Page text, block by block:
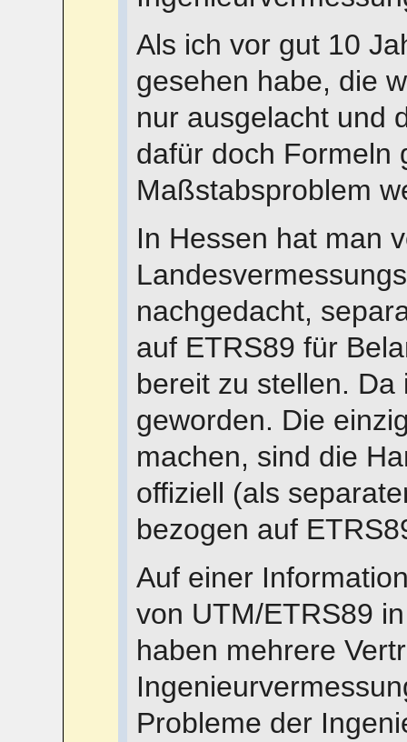
Als ich vor gut 10
gesehen habe, die
nur ausgelacht und
dafür doch Formeln
Maßstabsproblem
In Hessen hat man
nachgedacht,
auf ETRS89 für
bereit zu stellen.
geworden. Die
machen, sind die
offiziell (als
bezogen auf
Auf einer
von UTM/ETRS89
haben mehrere
Probleme der